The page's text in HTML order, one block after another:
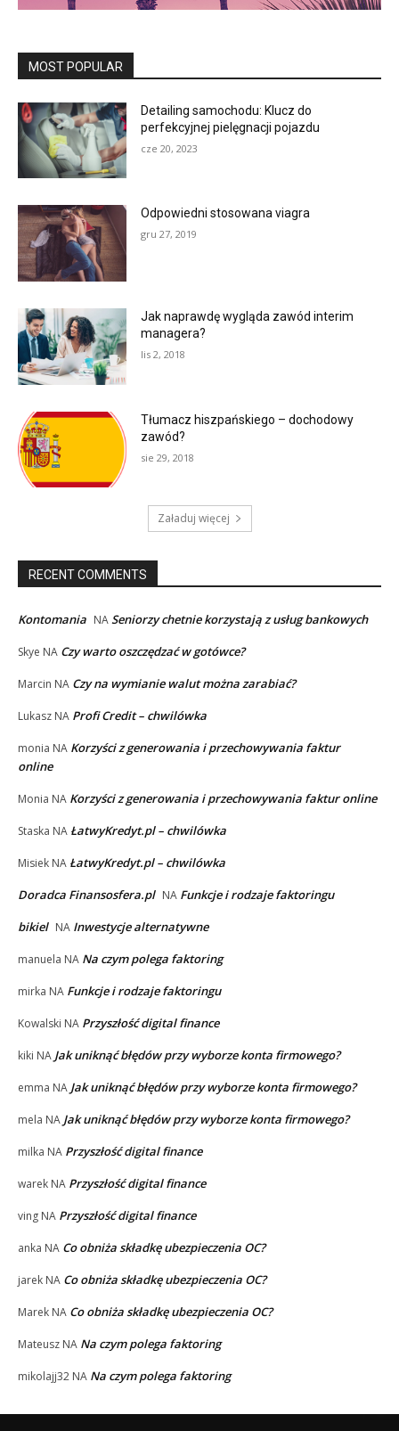
MOST POPULAR
Detailing samochodu: Klucz do
perfekcyjnej pielęgnacji pojazdu
cze 20, 2023
Odpowiedni stosowana viagra
gru 27, 2019
Jak naprawdę wygląda zawód interim
managera?
lis 2, 2018
Tłumacz hiszpańskiego – dochodowy
zawód?
sie 29, 2018
Załaduj więcej
RECENT COMMENTS
Kontomania NASeniorzy chetnie korzystają z usług bankowych
Skye NA Czy warto oszczędzać w gotówce?
Marcin NA Czy na wymianie walut można zarabiać?
Lukasz NA Profi Credit – chwilówka
monia NA Korzyści z generowania i przechowywania faktur
online
Monia NA Korzyści z generowania i przechowywania faktur online
Staska NA ŁatwyKredyt.pl – chwilówka
Misiek NA ŁatwyKredyt.pl – chwilówka
Doradca Finansosfera.pl NA Funkcje i rodzaje faktoringu
bikiel NA Inwestycje alternatywne
manuela NA Na czym polega faktoring
mirka NA Funkcje i rodzaje faktoringu
Kowalski NA Przyszłość digital finance
kiki NA Jak uniknąć błędów przy wyborze konta firmowego?
emma NA Jak uniknąć błędów przy wyborze konta firmowego?
mela NA Jak uniknąć błędów przy wyborze konta firmowego?
milka NA Przyszłość digital finance
warek NA Przyszłość digital finance
ving NA Przyszłość digital finance
anka NA Co obniża składkę ubezpieczenia OC?
jarek NA Co obniża składkę ubezpieczenia OC?
Marek NA Co obniża składkę ubezpieczenia OC?
Mateusz NA Na czym polega faktoring
mikolajj32 NA Na czym polega faktoring